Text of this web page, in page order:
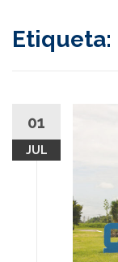
Etiqueta:
01
JUL